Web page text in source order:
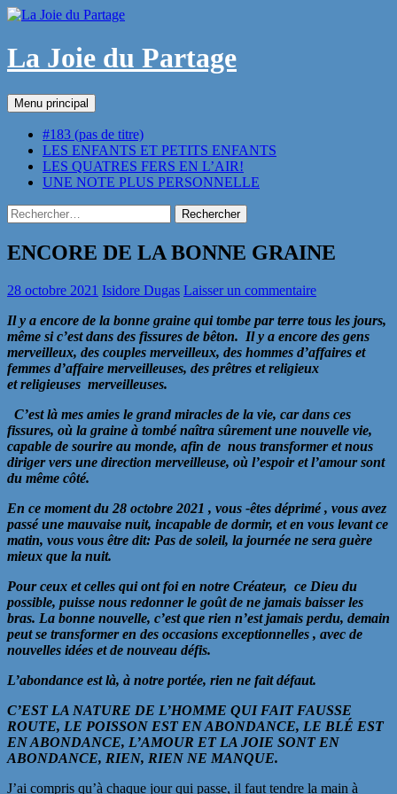
Aller
contenu
La Joie du Partage
Recherche
Menu principal
#183 (pas de titre)
LES ENFANTS ET PETITS ENFANTS
LES QUATRES FERS EN L’AIR!
UNE NOTE PLUS PERSONNELLE
Rechercher :
ENCORE DE LA BONNE GRAINE
28 octobre 2021 Isidore Dugas Laisser un commentaire
Il y a encore de la bonne graine qui tombe par terre tous les jours,
même si c’est dans des fissures de bêton. Il y a encore des gens
merveilleux, des couples merveilleux, des hommes d’affaires et
femmes d’affaire merveilleuses, des prêtres et religieux
et religieuses merveilleuses.
C’est là mes amies le grand miracles de la vie, car dans ces
fissures, où la graine à tombé naîtra sûrement une nouvelle vie,
capable de sourire au monde, afin de nous transformer et nous
diriger vers une direction merveilleuse, où l’espoir et l’amour sont
du même côté.
En ce moment du 28 octobre 2021 , vous -êtes déprimé , vous avez
passé une mauvaise nuit, incapable de dormir, et en vous levant ce
matin, vous vous être dit: Pas de soleil, la journée ne sera guère
mieux que la nuit.
Pour ceux et celles qui ont foi en notre Créateur, ce Dieu du
possible, puisse nous redonner le goût de ne jamais baisser les
bras. La bonne nouvelle, c’est que rien n’est jamais perdu, demain
peut se transformer en des occasions exceptionnelles , avec de
nouvelles idées et de nouveau défis.
L’abondance est là, à notre portée, rien ne fait défaut.
C’EST LA NATURE DE L’HOMME QUI FAIT FAUSSE
ROUTE, LE POISSON EST EN ABONDANCE, LE BLÉ EST
EN ABONDANCE, L’AMOUR ET LA JOIE SONT EN
ABONDANCE, RIEN, RIEN NE MANQUE.
J’ai compris qu’à chaque jour qui passe, il faut tendre la main à